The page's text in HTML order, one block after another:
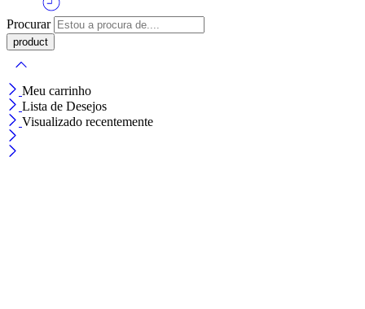
Procurar
Meu carrinho
Lista de Desejos
Visualizado recentemente